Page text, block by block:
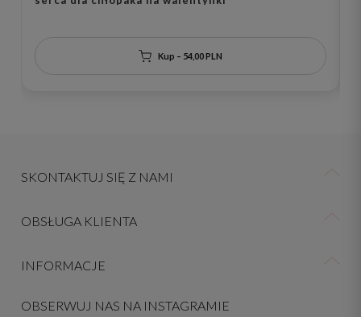
Kup – 54,00 PLN
SKONTAKTUJ SIĘ Z NAMI
OBSŁUGA KLIENTA
INFORMACJE
OBSERWUJ NAS NA INSTAGRAMIE